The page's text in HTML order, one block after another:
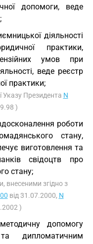
допомоги, веде
діяльності
практики,
умов при
веде реєстр
практики;
Указу Президента N
)
роботи
стану,
виготовлення та
свідоцтв про
стану;
внесеними згідно з
від 31.07.2000, N
)
допомогу
дипломатичним